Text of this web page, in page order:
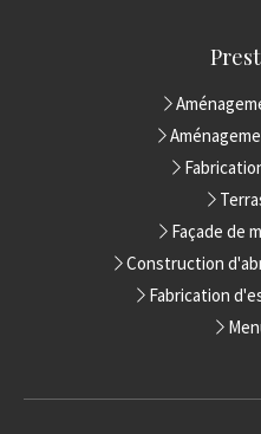
Façade de
Construction
Fabrication